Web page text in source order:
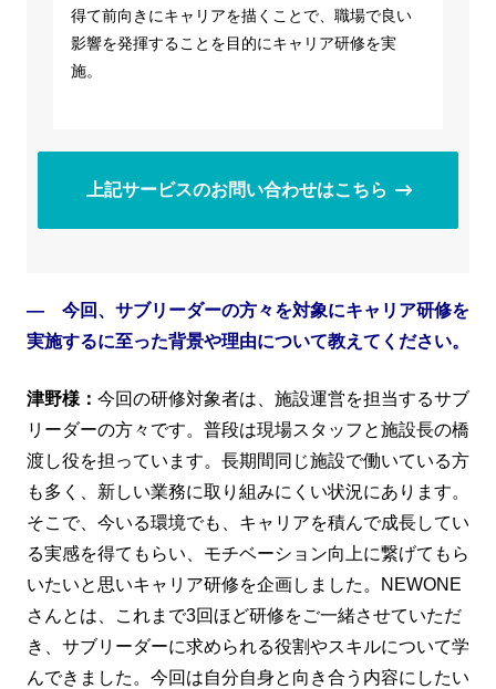
得て前向きにキャリアを描くことで、職場で良い
影響を発揮することを目的にキャリア研修を実
施。
上記サービスのお問い合わせはこちら
― 今回、サブリーダーの方々を対象にキャリア研修を
実施するに至った背景や理由について教えてください。
津野様： 今回の研修対象者は、施設運営を担当するサブ
リーダーの方々です。普段は現場スタッフと施設長の橋
渡し役を担っています。長期間同じ施設で働いている方
も多く、新しい業務に取り組みにくい状況にあります。
そこで、今いる環境でも、キャリアを積んで成長してい
る実感を得てもらい、モチベーション向上に繋げてもら
いたいと思いキャリア研修を企画しました。NEWONE
さんとは、これまで3回ほど研修をご一緒させていただ
き、サブリーダーに求められる役割やスキルについて学
んできました。今回は自分自身と向き合う内容にしたい